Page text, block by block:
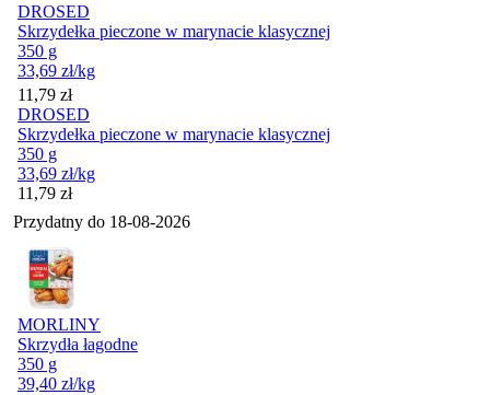
DROSED
Skrzydełka pieczone w marynacie klasycznej
350 g
33,69 zł/kg
Cena
11,79 zł
DROSED
Skrzydełka pieczone w marynacie klasycznej
350 g
33,69 zł/kg
Cena
11,79 zł
Przydatny do 18-08-2026
MORLINY
Skrzydła łagodne
350 g
39,40 zł/kg